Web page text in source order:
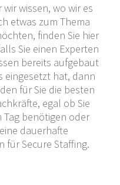
wissen, wo wir es
etwas zum Thema
finden Sie hier
Sie einen Experten
bereits aufgebaut
eingesetzt hat, dann
für Sie die besten
egal ob Sie
Tag benötigen oder
dauerhafte
für Secure Staffing.